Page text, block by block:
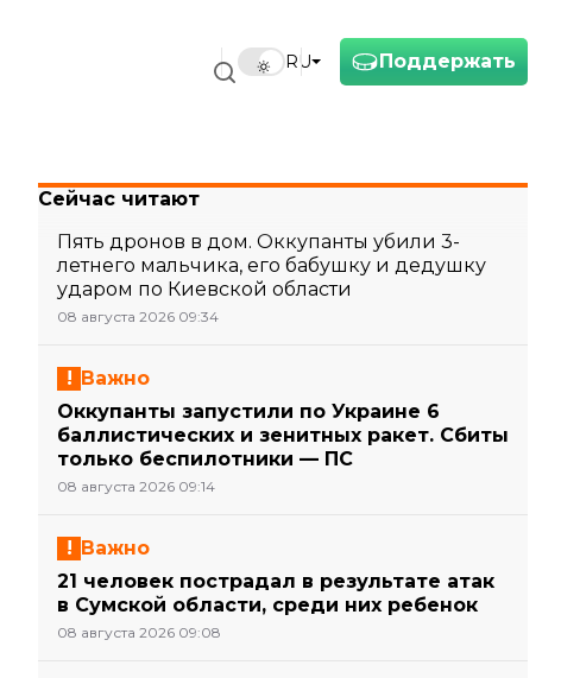
Поддержать
RU
Сейчас читают
Пять дронов в дом. Оккупанты убили 3-
летнего мальчика, его бабушку и дедушку
ударом по Киевской области
08 августа 2026 09:34
Важно
Оккупанты запустили по Украине 6
баллистических и зенитных ракет. Сбиты
только беспилотники — ПС
08 августа 2026 09:14
Важно
21 человек пострадал в результате атак
в Сумской области, среди них ребенок
08 августа 2026 09:08